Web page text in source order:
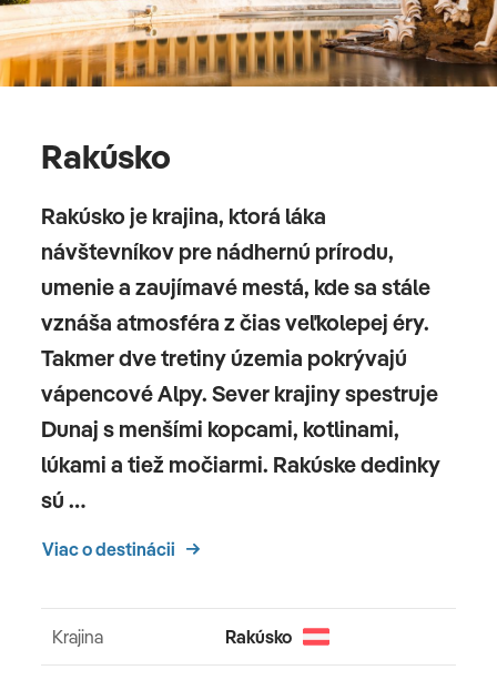
Rakúsko
Rakúsko je krajina, ktorá láka
návštevníkov pre nádhernú prírodu,
umenie a zaujímavé mestá, kde sa stále
vznáša atmosféra z čias veľkolepej éry.
Takmer dve tretiny územia pokrývajú
vápencové Alpy. Sever krajiny spestruje
Dunaj s menšími kopcami, kotlinami,
lúkami a tiež močiarmi. Rakúske dedinky
sú …
Viac o destinácii
Krajina Rakúsko